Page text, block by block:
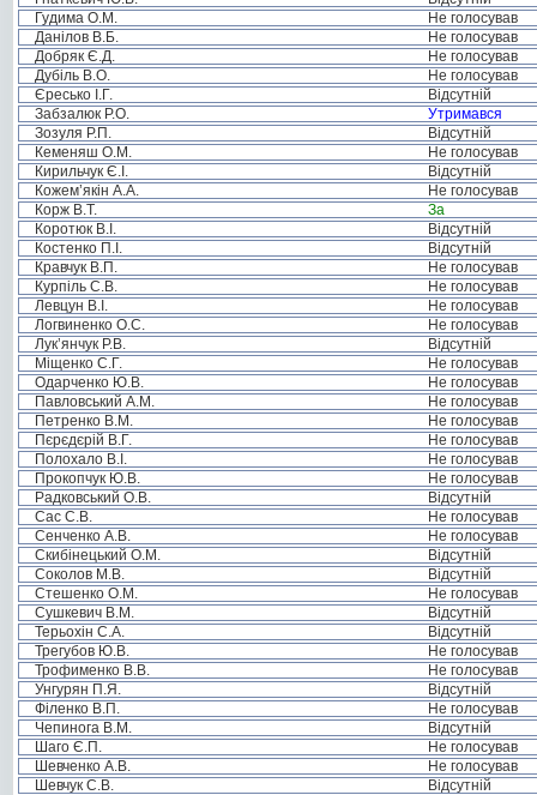
Гудима О.М.
Не голосував
Данілов В.Б.
Не голосував
Добряк Є.Д.
Не голосував
Дубіль В.О.
Не голосував
Єресько І.Г.
Відсутній
Забзалюк Р.О.
Утримався
Зозуля Р.П.
Відсутній
Кеменяш О.М.
Не голосував
Кирильчук Є.І.
Відсутній
Кожем’якін А.А.
Не голосував
Корж В.Т.
За
Коротюк В.І.
Відсутній
Костенко П.І.
Відсутній
Кравчук В.П.
Не голосував
Курпіль С.В.
Не голосував
Левцун В.І.
Не голосував
Логвиненко О.С.
Не голосував
Лук’янчук Р.В.
Відсутній
Міщенко С.Г.
Не голосував
Одарченко Ю.В.
Не голосував
Павловський А.М.
Не голосував
Петренко В.М.
Не голосував
Пєрєдєрій В.Г.
Не голосував
Полохало В.І.
Не голосував
Прокопчук Ю.В.
Не голосував
Радковський О.В.
Відсутній
Сас С.В.
Не голосував
Сенченко А.В.
Не голосував
Скибінецький О.М.
Відсутній
Соколов М.В.
Відсутній
Стешенко О.М.
Не голосував
Сушкевич В.М.
Відсутній
Терьохін С.А.
Відсутній
Трегубов Ю.В.
Не голосував
Трофименко В.В.
Не голосував
Унгурян П.Я.
Відсутній
Філенко В.П.
Не голосував
Чепинога В.М.
Відсутній
Шаго Є.П.
Не голосував
Шевченко А.В.
Не голосував
Шевчук С.В.
Відсутній